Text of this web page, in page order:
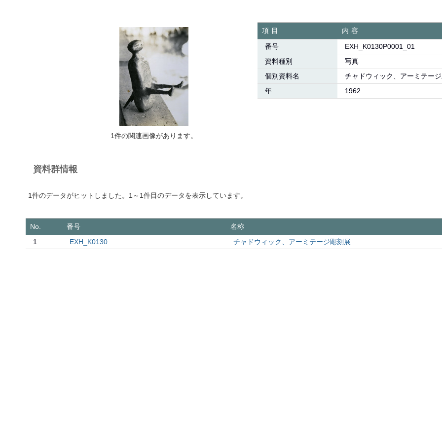
1件の関連画像があります。
項目
内容
番号
EXH_K0130P0001_01
資料種別
写真
個別資料名
チャドウィック、アーミテー
年
1962
資料群情報
1件のデータがヒットしました。1～1件目のデータを表示しています。
No. 番号
名称
1
EXH_K0130 チャドウィック、アーミテージ彫刻展